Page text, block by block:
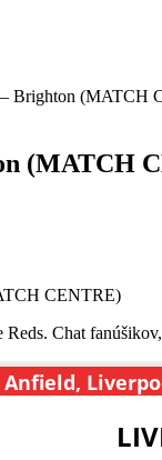
Brighton (MATCH
(MATCH
Chat
Anfield,